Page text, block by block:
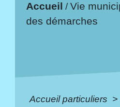
Accueil /Vie
des démarches
Accueil particuliers >